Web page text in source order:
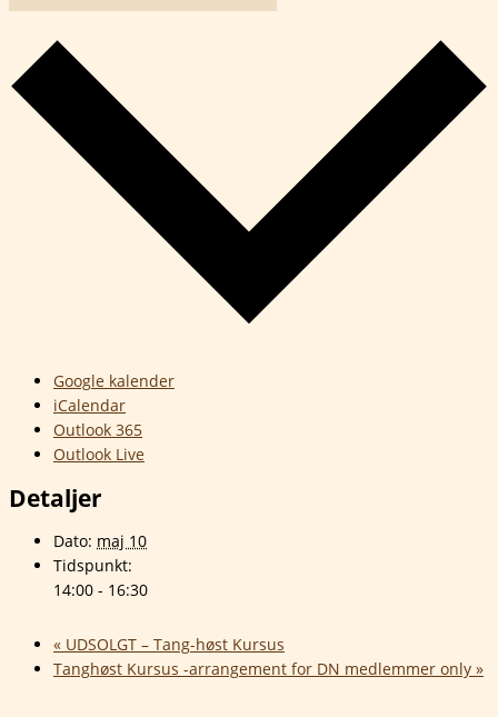
Google kalender
iCalendar
Outlook 365
Outlook Live
Detaljer
Dato: maj 10
Tidspunkt:
14:00 - 16:30
« UDSOLGT – Tang-høst Kursus
Tanghøst Kursus -arrangement for DN medlemmer only »